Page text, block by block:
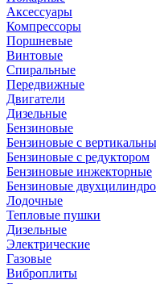
Аксессуары
Компрессоры
Поршневые
Винтовые
Спиральные
Передвижные
Двигатели
Дизельные
Бензиновые
Бензиновые с
Бензиновые с редуктором
Бензиновые инжекторные
Бензиновые
Лодочные
Тепловые пушки
Дизельные
Электрические
Газовые
Виброплиты